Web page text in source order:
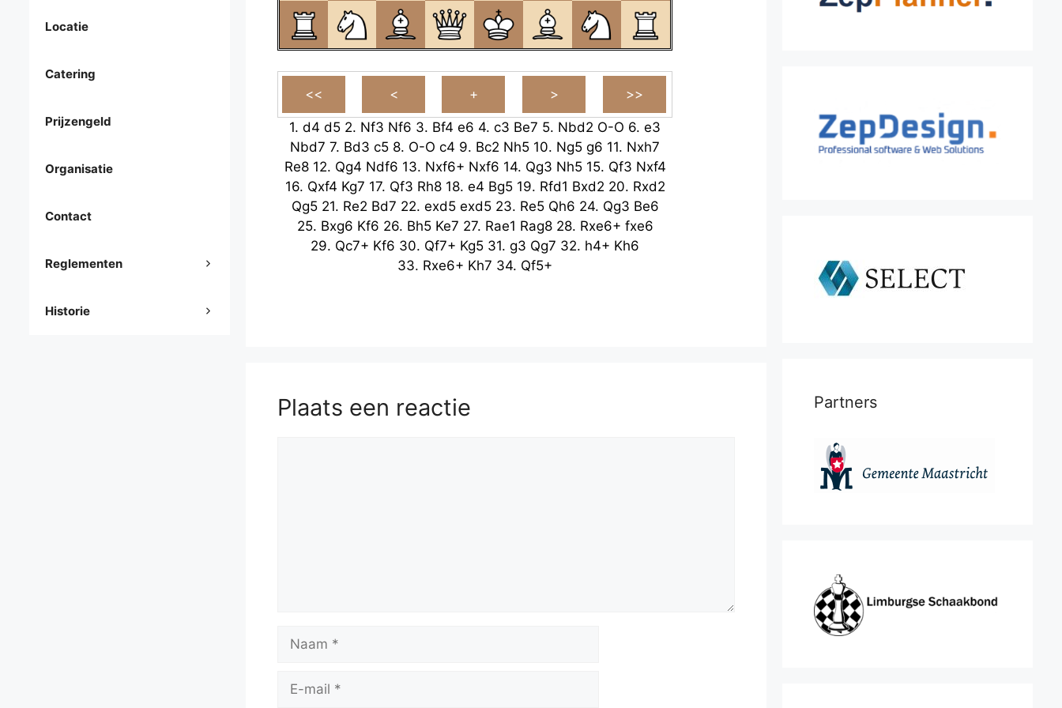
1. d4 d5 2. Nf3 Nf6 3. Bf4 e6 4. c3 Be7 5. Nbd2 O-O 6. e3
Nbd7 7. Bd3 c5 8. O-O c4 9. Bc2 Nh5 10. Ng5 g6 11. Nxh7
Re8 12. Qg4 Ndf6 13. Nxf6+ Nxf6 14. Qg3 Nh5 15. Qf3 Nxf4
16. Qxf4 Kg7 17. Qf3 Rh8 18. e4 Bg5 19. Rfd1 Bxd2 20. Rxd2
Qg5 21. Re2 Bd7 22. exd5 exd5 23. Re5 Qh6 24. Qg3 Be6
25. Bxg6 Kf6 26. Bh5 Ke7 27. Rae1 Rag8 28. Rxe6+ fxe6
29. Qc7+ Kf6 30. Qf7+ Kg5 31. g3 Qg7 32. h4+ Kh6
33. Rxe6+ Kh7 34. Qf5+
Plaats een reactie
mail
Locatie
Catering
Prijzengeld
Organisatie
Contact
Reglementen
Historie
Partners